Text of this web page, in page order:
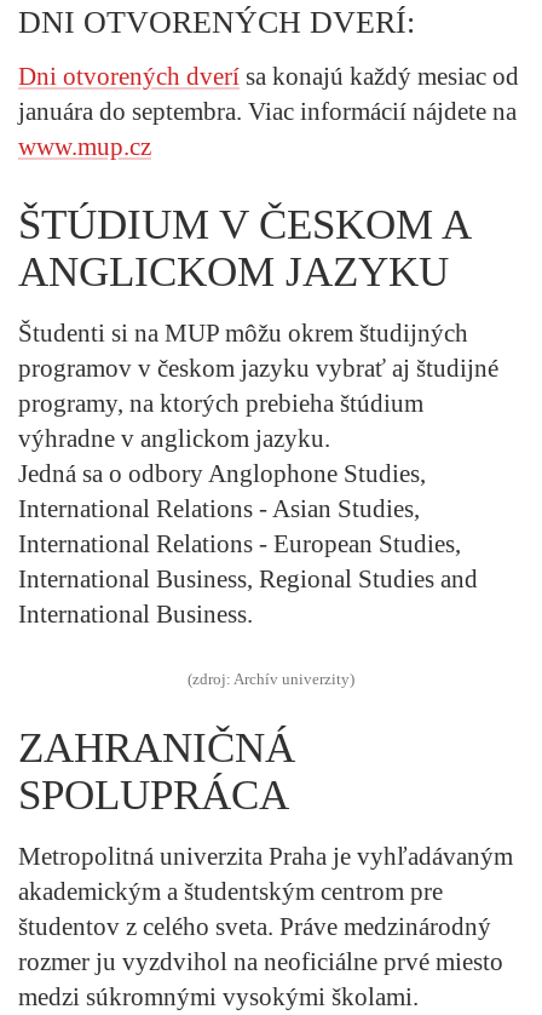
DNI OTVORENÝCH DVERÍ:
Dni otvorených dverí sa konajú každý mesiac od
januára do septembra. Viac informácií nájdete na
www.mup.cz
ŠTÚDIUM V ČESKOM A
ANGLICKOM JAZYKU
Študenti si na MUP môžu okrem študijných
programov v českom jazyku vybrať aj študijné
programy, na ktorých prebieha štúdium
výhradne v anglickom jazyku.
Jedná sa o odbory Anglophone Studies,
International Relations - Asian Studies,
International Relations - European Studies,
International Business, Regional Studies and
International Business.
(zdroj: Archív univerzity)
ZAHRANIČNÁ
SPOLUPRÁCA
Metropolitná univerzita Praha je vyhľadávaným
akademickým a študentským centrom pre
študentov z celého sveta. Práve medzinárodný
rozmer ju vyzdvihol na neoficiálne prvé miesto
medzi súkromnými vysokými školami.